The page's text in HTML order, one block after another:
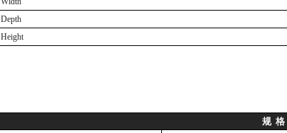
Depth
Height
规 格